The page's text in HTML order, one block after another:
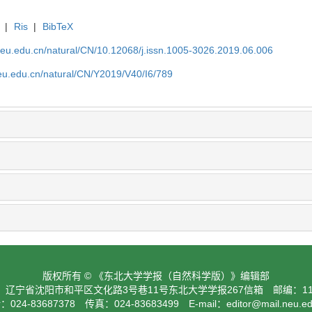
| Ris | BibTeX
natural/CN/10.12068/j.issn.1005-3026.2019.06.006
natural/CN/Y2019/V40/I6/789
版权所有 © 《东北大学学报（自然科学版）》编辑部
辽宁省沈阳市和平区文化路3号巷11号东北大学学报267信箱 邮编：
024-83687378 传真：024-83683499 E-mail：